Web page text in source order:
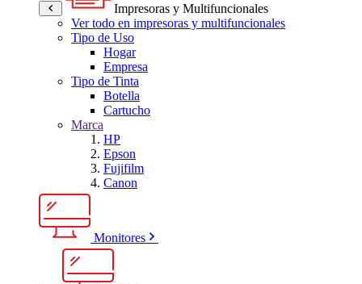
Impresoras y Multifuncionales
Ver todo en impresoras y multifuncionales
Tipo de Uso
Hogar
Empresa
Tipo de Tinta
Botella
Cartucho
Marca
HP
Epson
Fujifilm
Canon
Monitores